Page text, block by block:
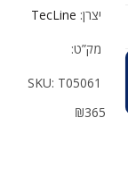
יצרן: TecLine
מק”ט:
SKU: T05061
₪365